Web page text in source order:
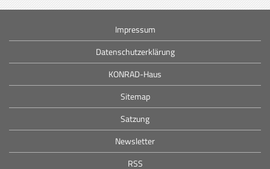
Impressum
Datenschutzerklärung
KONRAD-Haus
Sitemap
Satzung
Newsletter
RSS